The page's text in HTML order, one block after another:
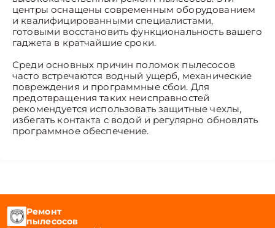
центры оснащены современным оборудованием
и квалифицированными специалистами,
готовыми восстановить функциональность вашего
гаджета в кратчайшие сроки.
Среди основных причин поломок пылесосов
часто встречаются водный ущерб, механические
повреждения и программные сбои. Для
предотвращения таких неисправностей
рекомендуется использовать защитные чехлы,
избегать контакта с водой и регулярно обновлять
программное обеспечение.
Ремонт
пылесосов